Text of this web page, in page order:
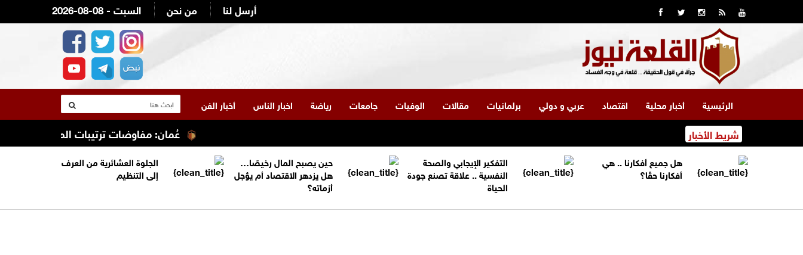
2026-08-08 - السبت من نحن أرسل لنا
الرئيسية أخبار محلية اقتصاد عربي و دولي برلمانيات مقالات الوفيات جامعات رياضة اخبار الناس أخبار الفن
شريط الأخبار عُمان: مفاوضات ترتيبات الملاحة في مضيق هرمز
هل جميع أفكارنا .. هي
أفكارنا حقًا؟
التفكير الإيجابي والصحة
النفسية .. علاقة تصنع جودة
الحياة
حين يصبح المال رخيصًا…
هل يزدهر الاقتصاد أم يؤجل
أزماته؟
الجلوة العشائرية من العرف
إلى التنظيم